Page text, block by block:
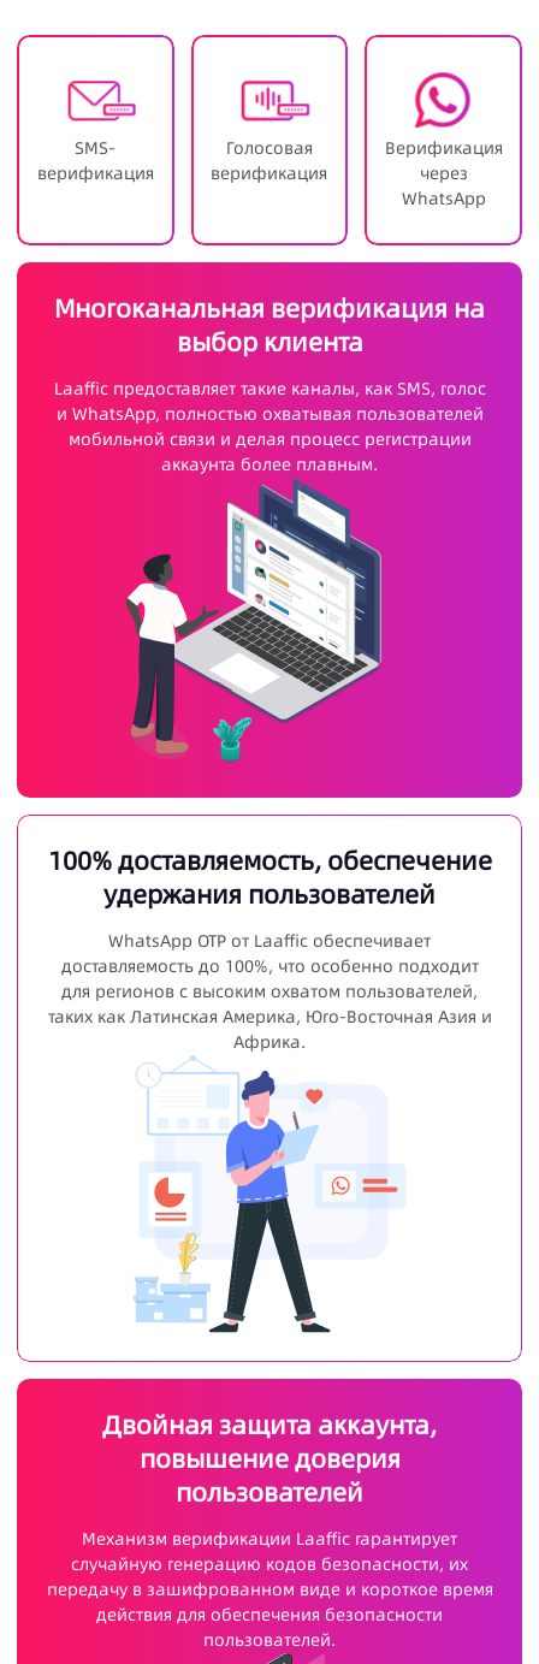
SMS-
верификация
Голосовая
верификация
Верификация
через
WhatsApp
Многоканальная верификация на
выбор клиента
Laaffic предоставляет такие каналы, как SMS, голос
и WhatsApp, полностью охватывая пользователей
мобильной связи и делая процесс регистрации
аккаунта более плавным.
100% доставляемость, обеспечение
удержания пользователей
WhatsApp OTP от Laaffic обеспечивает
доставляемость до 100%, что особенно подходит
для регионов с высоким охватом пользователей,
таких как Латинская Америка, Юго-Восточная Азия и
Африка.
Двойная защита аккаунта,
повышение доверия
пользователей
Механизм верификации Laaffic гарантирует
случайную генерацию кодов безопасности, их
передачу в зашифрованном виде и короткое время
действия для обеспечения безопасности
пользователей.